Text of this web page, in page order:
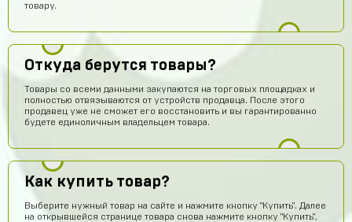
товару.
Откуда берутся товары?
Товары со всеми данными закупаются на торговых площадках и
полностью отвязываются от устройств продавца. После этого
продавец уже не сможет его восстановить и вы гарантированно
будете единоличным владельцем товара.
Как купить товар?
Выберите нужный товар на сайте и нажмите кнопку "Купить". Далее
на открывшейся странице товара снова нажмите кнопку "Купить",